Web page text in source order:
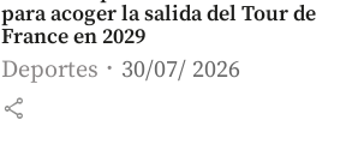
para acoger la salida del Tour de
France en 2029
Deportes 30/07/ 2026
share